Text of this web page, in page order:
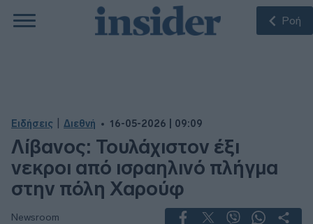
Ροή
Ειδήσεις Διεθνή 16-05-2026 | 09:09
Λίβανος: Τουλάχιστον έξι
νεκροι από ισραηλινό πλήγμα
στην πόλη Χαρούφ
Newsroom